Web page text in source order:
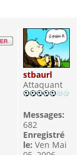
stbaurl
Attaquant
Messages:
682
Enregistré
le: Ven Mai